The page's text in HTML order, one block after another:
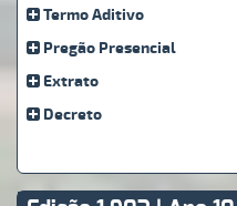
Termo Aditivo
Pregão Presencial
Extrato
Decreto